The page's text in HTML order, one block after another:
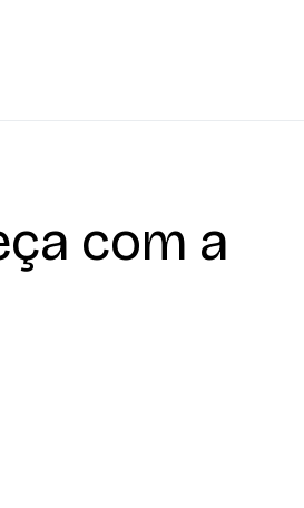
com a